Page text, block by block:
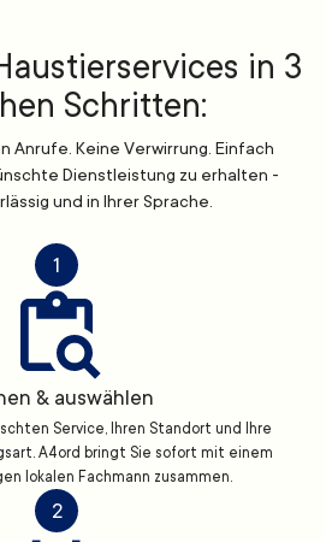
in 3
Schritten:
Anrufe. Keine Verwirrung. Einfach
Dienstleistung zu erhalten -
und in Ihrer Sprache.
1
& auswählen
Service, Ihren Standort und Ihre
A4ord bringt Sie sofort mit einem
lokalen Fachmann zusammen.
2